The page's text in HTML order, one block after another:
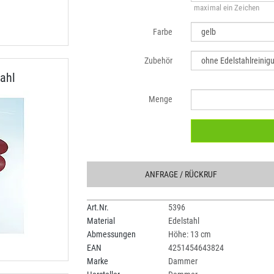
maximal ein Zeichen
Farbe
Zubehör
Menge
ANFRAGE / RÜCKRUF
Art.Nr.
5396
Material
Edelstahl
Abmessungen
Höhe: 13 cm
EAN
4251454643824
Marke
Dammer